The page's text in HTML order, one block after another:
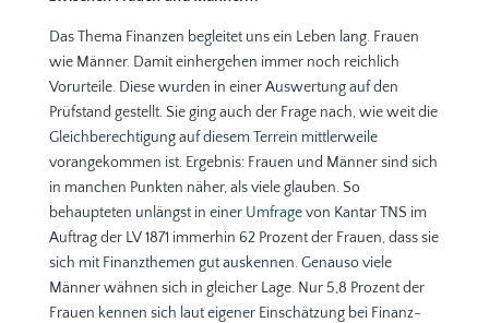
Das Thema Finanzen begleitet uns ein Leben lang. Frauen
wie Männer. Damit einhergehen immer noch reichlich
Vorurteile. Diese wurden in einer Auswertung auf den
Prüfstand gestellt. Sie ging auch der Frage nach, wie weit die
Gleichberechtigung auf diesem Terrein mittlerweile
vorangekommen ist. Ergebnis: Frauen und Männer sind sich
in manchen Punkten näher, als viele glauben. So
behaupteten unlängst in einer Umfragevon Kantar TNS im
Auftrag der LV 1871 immerhin 62 Prozent der Frauen, dass sie
sich mit Finanzthemen gut auskennen. Genauso viele
Männer wähnen sich in gleicher Lage. Nur 5,8 Prozent der
Frauen kennen sich laut eigener Einschätzung bei Finanz-